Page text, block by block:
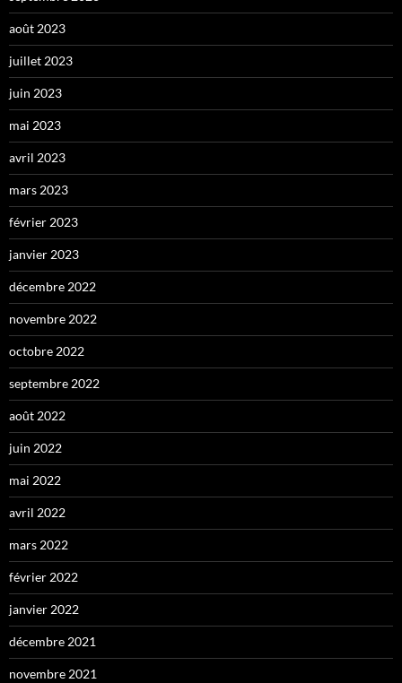
août 2023
juillet 2023
juin 2023
mai 2023
avril 2023
mars 2023
février 2023
janvier 2023
décembre 2022
novembre 2022
octobre 2022
septembre 2022
août 2022
juin 2022
mai 2022
avril 2022
mars 2022
février 2022
janvier 2022
décembre 2021
novembre 2021